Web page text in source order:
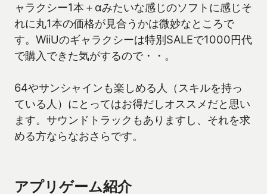
ャラクシー1本＋αみたいな感じのソフトに感じそ
れに丸1本の価格が見合うかは微妙なところで
す。WiiUのギャラクシーは特別SALEで1000円代
で購入できた気がするので・・。
64やサンシャインも楽しめる人（スキルを持っ
ている人）にとってはお得だしオススメだと思い
ます。サウンドトラックもありますし、それを求
める方ならなおさらです。
アプリゲーム紹介